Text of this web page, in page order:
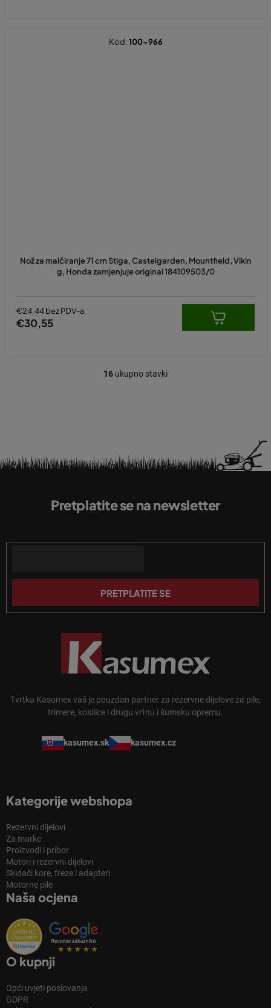
Nož za malčiranje 71 cm Stiga, Castelgarden, Mountfield, Vikin
g, Honda zamjenjuje original 184109503/0
€24,44 bez PDV-a
€30,55
Kod:100-966
K
l
e
s
a
a
16 ukupno stavki
o
Tvrtka Kasumex vaš je pouzdan partner za rezervne dijelove za pile,
trimere, kosilice i drugu vrtnu i šumsku opremu.
kasumex.sk kasumex.cz
Kategorije webshopa
Rezervni dijelovi
Za marke
Proizvodi i pribor
Motori i rezervni dijelovi
Skidači kore, freze i adapteri
Motorne pile
Naša ocjena
O kupnji
Opći uvjeti poslovanja
GDPR
Pretplatite se na newsletter
PRETPLATITE SE